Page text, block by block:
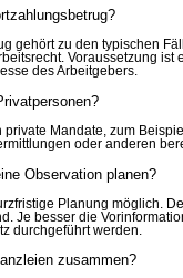
gehört zu den typischen
Voraussetzung ist
des Arbeitgebers.
Mandate, zum
oder anderen
Observation planen?
Planung möglich.
Je besser die
durchgeführt werden.
zusammen?